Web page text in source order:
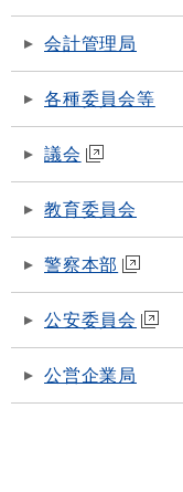
会計管理局
各種委員会等
議会
教育委員会
警察本部
公安委員会
公営企業局